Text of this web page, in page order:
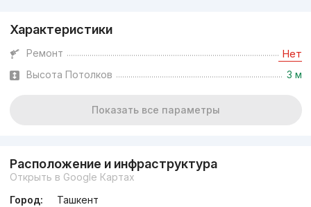
Характеристики
Ремонт Нет
Высота Потолков 3 м
Показать все параметры
Расположение и инфраструктура
Открыть в Google Картах
Город:
Ташкент